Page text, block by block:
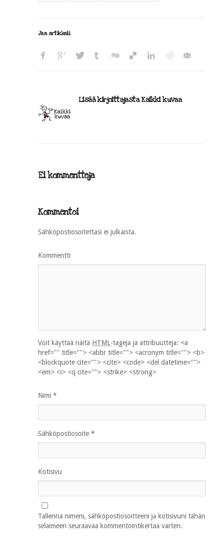
Jaa artikkeli
Lisää kirjoittajasta Kaikki kuvaa
Ei kommentteja
Kommentoi
Sähköpostiosoitettasi ei julkaista.
Kommentti
Voit käyttää näitä HTML-tageja ja attribuutteja: <a
href="" title=""> <abbr title=""> <acronym title=""> <b>
<blockquote cite=""> <cite> <code> <del datetime="">
<em> <i> <q cite=""> <strike> <strong>
Nimi *
Sähköpostiosoite *
Kotisivu
Tallenna nimeni, sähköpostiosoitteeni ja kotisivuni tähän
selaimeen seuraavaa kommentointikertaa varten.